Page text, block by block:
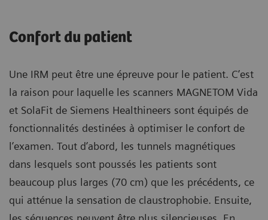
Confort du patient
Une IRM peut être une épreuve pour le patient. C’est
la raison pour laquelle les scanners MAGNETOM Vida
et SolaFit de Siemens Healthineers sont équipés de
fonctionnalités destinées à optimiser le confort de
l’examen. Tout d’abord, les tunnels magnétiques
dans lesquels sont poussés les patients sont
beaucoup plus larges (70 cm) que les précédents, ce
qui atténue la sensation de claustrophobie. Ensuite,